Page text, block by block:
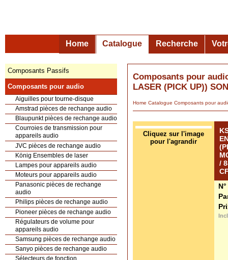
Home Catalogue Recherche
Composants Passifs
Composants pour audio
Aiguilles pour tourne-disque
Amstrad pièces de rechange audio
Blaupunkt pièces de rechange audio
Courroies de transmission pour
appareils audio
JVC pièces de rechange audio
König Ensembles de laser
Lampes pour appareils audio
Moteurs pour appareils audio
Panasonic pièces de rechange
audio
Philips pièces de rechange audio
Pioneer pièces de rechange audio
Régulateurs de volume pour
appareils audio
Samsung pièces de rechange audio
Sanyo pièces de rechange audio
Composants pour
LASER (PICK UP))
Home Catalogue Composants pour
/